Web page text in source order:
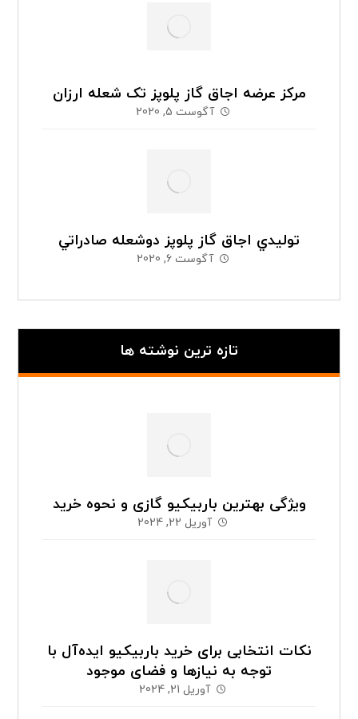
مرکز عرضه اجاق گاز پلوپز تک شعله ارزان
آگوست 5, 2020
توليدي اجاق گاز پلوپز دوشعله صادراتي
آگوست 6, 2020
تازه ترین نوشته ها
ویژگی بهترین باربیکیو گازی و نحوه خرید
آوریل 22, 2024
نکات انتخابی برای خرید باربیکیو ایده‌آل با
توجه به نیازها و فضای موجود
آوریل 21, 2024